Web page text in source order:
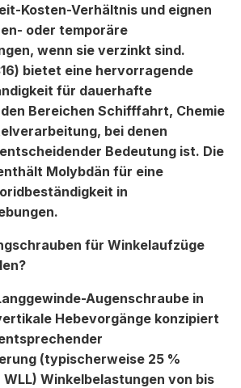
Kosten-Verhältnis und eignen
oder temporäre
wenn sie verzinkt sind.
bietet eine hervorragende
für dauerhafte
Bereichen Schifffahrt, Chemie
bei denen
Bedeutung ist. Die
Molybdän für eine
in
für Winkelaufzüge
Augenschraube in
Hebevorgänge konzipiert
(typischerweise 25 %
WLL) Winkelbelastungen von bis